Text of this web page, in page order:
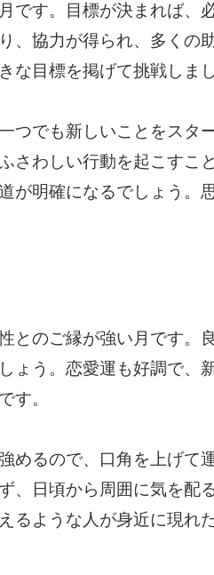
です。目標が決まれば、
、協力が得られ、多くの
な目標を掲げて挑戦しまし
つでも新しいことをスタ
さわしい行動を起こすこ
が明確になるでしょう。
とのご縁が強い月です。
ょう。恋愛運も好調で、
す。
めるので、口角を上げて
、日頃から周囲に気を配
るような人が身近に現れ